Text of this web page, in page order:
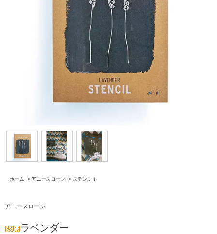
ホーム > アニースローン > ステンシル
アニースローン
ラベンダー